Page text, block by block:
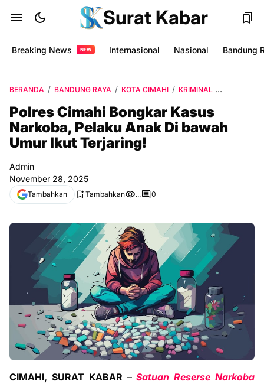
Surat Kabar
Breaking News NEW Internasional Nasional Bandung
BERANDA BANDUNG RAYA KOTA CIMAHI KRIMINAL
Polres Cimahi Bongkar Kasus
Narkoba, Pelaku Anak Di bawah
Umur Ikut Terjaring!
Admin
November 28, 2025
Tambahkan Tambahkan ... 0
CIMAHI, SURAT KABAR –Satuan Reserse Narkoba